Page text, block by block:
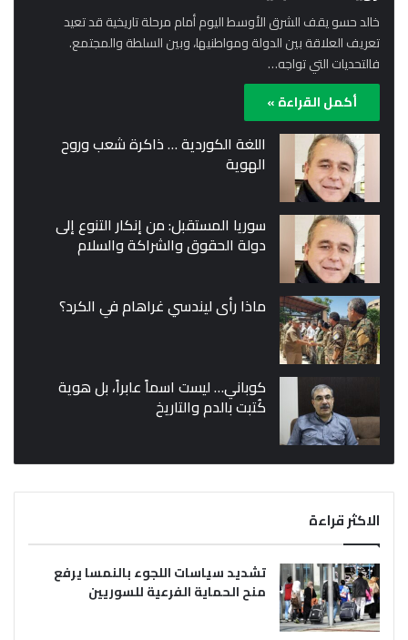
خالد حسو يقف الشرق الأوسط اليوم أمام مرحلة تاريخية قد تعيد
تعريف العلاقة بين الدولة ومواطنيها، وبين السلطة والمجتمع.
فالتحديات التي تواجه…
أكمل القراءة »
اللغة الكوردية … ذاكرة شعب وروح
الهوية
سوريا المستقبل: من إنكار التنوع إلى
دولة الحقوق والشراكة والسلام
ماذا رأى ليندسي غراهام في الكرد؟
كوباني… ليست اسماً عابراً، بل هوية
كُتبت بالدم والتاريخ
الاكثر قراءة
تشديد سياسات اللجوء بالنمسا يرفع
منح الحماية الفرعية للسوريين